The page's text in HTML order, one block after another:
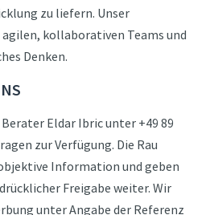
zu liefern. Unser
kollaborativen Teams und
Denken.
Eldar Ibric unter +49 89
zur Verfügung. Die Rau
Information und geben
Freigabe weiter. Wir
unter Angabe der Referenz